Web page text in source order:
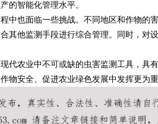
的智能化管理水平。
中也面临一些挑战。不同地区和作物的
其他监测手段进行综合管理。同时，对
代农业中不可或缺的虫害监测工具，具
物安全、促进农业绿色发展中发挥更为